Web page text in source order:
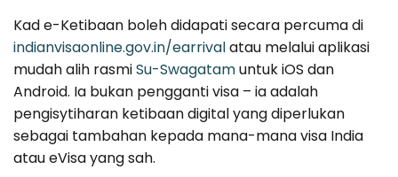
Kad e-Ketibaan boleh didapati secara percuma di
indianvisaonline.gov.in/earrivalatau melalui aplikasi
mudah alih rasmiSu-Swagatamuntuk iOS dan
Android. Ia bukan pengganti visa – ia adalah
pengisytiharan ketibaan digital yang diperlukan
sebagai tambahan kepada mana-mana visa India
atau eVisa yang sah.